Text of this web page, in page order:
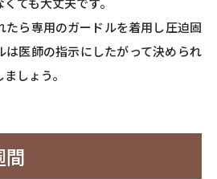
たら専用のガードルを着用し圧迫固
は医師の指示にしたがって決められ
しょう。